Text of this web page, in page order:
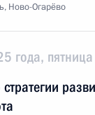
Ново-Огарёво
года, пятница